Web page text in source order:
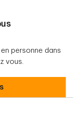
personne dans
vous.